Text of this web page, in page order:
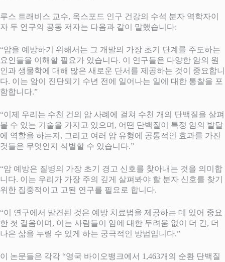
루스 트래비스 교수, 옥스포드 인구 건강의 수석 분자 역학자이
자 두 연구의 공동 저자는 다음과 같이 말했습니다:
“암을 예방하기 위해서는 그 개발의 가장 초기 단계를 주도하는
요인들을 이해할 필요가 있습니다. 이 연구들은 다양한 암의 원
인과 생물학에 대해 많은 새로운 단서를 제공하는 것이 중요합니
다. 이는 암이 진단되기 수년 전에 일어나는 일에 대한 통찰을 포
함합니다.”
“이제 우리는 수천 건의 암 사례에 걸쳐 수천 개의 단백질을 살펴
볼 수 있는 기술을 가지고 있으며, 어떤 단백질이 특정 암의 발달
에 역할을 하는지, 그리고 여러 암 유형에 공통적인 효과를 가진
것들은 무엇인지 식별할 수 있습니다.”
“암 예방은 질병의 가장 초기 경고 신호를 찾아내는 것을 의미합
니다. 이는 우리가 가장 주의 깊게 살펴봐야 할 분자 신호를 찾기
위한 집중적이고 고된 연구를 필요로 합니다.
“이 연구에서 발견된 것은 예방 치료법을 제공하는 데 있어 중요
한 첫 걸음이며, 이는 사람들이 암에 대한 두려움 없이 더 긴, 더
나은 삶을 누릴 수 있게 하는 궁극적인 방법입니다.”
이 논문들은 각각 “영국 바이오뱅크에서 1,463개의 순환 단백질